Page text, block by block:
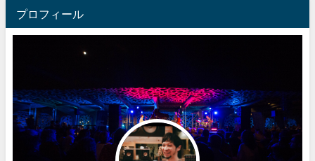
プロフィール